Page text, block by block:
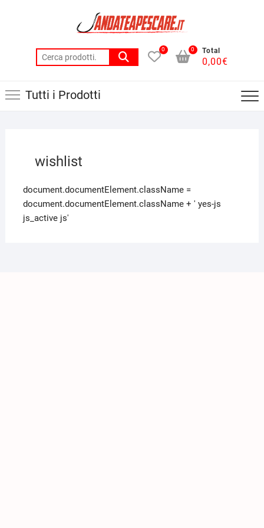
0 Total
0,00€
0
Tutti i Prodotti
wishlist
document.documentElement.className =
document.documentElement.className + ' yes-js
js_active js'